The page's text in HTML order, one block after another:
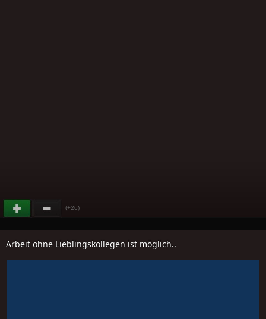
(+26)
Arbeit ohne Lieblingskollegen ist möglich..